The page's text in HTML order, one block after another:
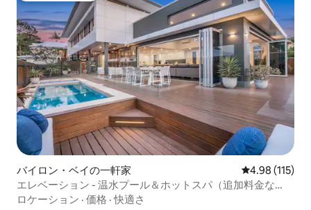
バイロン・ベイの一軒家 レビュー115
4.98 (115)
エレベーション - 温水プール＆ホットスパ（追加料金な
し）
ロケーション · 価格 ·快適さ